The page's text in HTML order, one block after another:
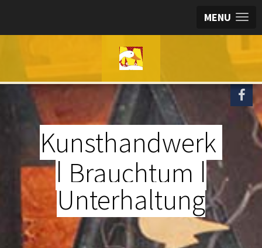
MENU
Kunsthandwerk
| Brauchtum |
Unterhaltung